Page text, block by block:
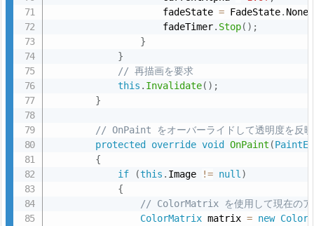
e
P
c
u
r
e
B
x
の
                    fadeState
= FadeState. None
                    fadeTimer
. Stop( ) ;
}
}
// 再描画を要求
this . Invalidate( ) ;
}
// OnPaint をオーバーライドして透明度を反映
protected
override void OnPaint (
{
if
(this . Image != null )
{
// ColorMatrix を使用して現在のア
ColorMatrix matrix = new